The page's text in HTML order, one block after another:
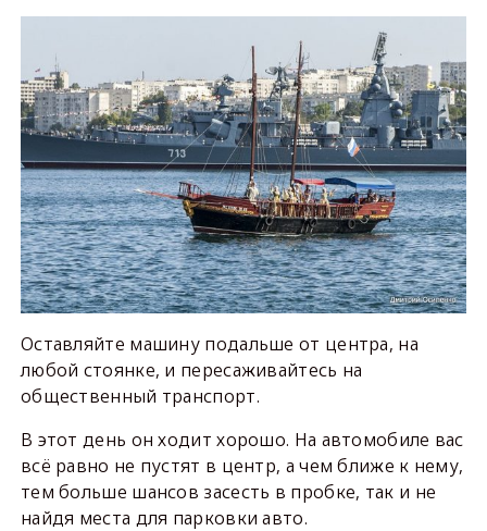
Оставляйте машину подальше от центра, на
любой стоянке, и пересаживайтесь на
общественный транспорт.
В этот день он ходит хорошо. На автомобиле вас
всё равно не пустят в центр, а чем ближе к нему,
тем больше шансов засесть в пробке, так и не
найдя места для парковки авто.